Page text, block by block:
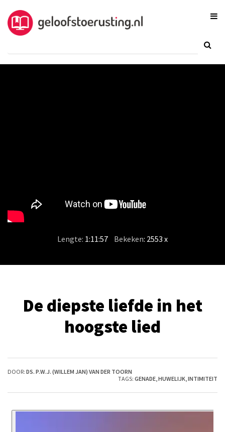
Lengte: 1:11:57 Bekeken: 2553 x
De diepste liefde in het
hoogste lied
DOOR: DS. P.W.J. (WILLEM JAN) VAN DER TOORN
TAGS: GENADE HUWELIJK INTIMITEIT